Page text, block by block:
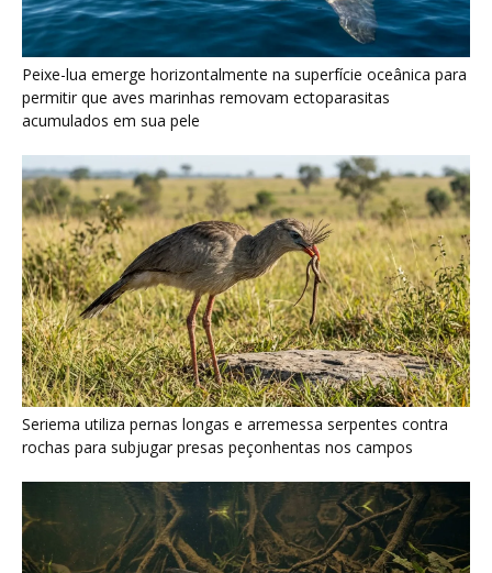
Seriema utiliza pernas longas e arremessa serpentes contra
rochas para subjugar presas peçonhentas nos campos
Poraquê sincroniza descargas elétricas em grupo para
amplificar campo elétrico e atordoar cardumes de peixes
maiores na Amazônia